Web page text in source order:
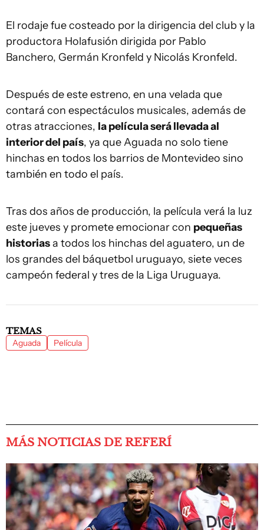
El rodaje fue costeado por la dirigencia del club y la
productora Holafusión dirigida por Pablo
Banchero, Germán Kronfeld y Nicolás Kronfeld.
Después de este estreno, en una velada que
contará con espectáculos musicales, además de
otras atracciones, la película será llevada al
interior del país, ya que Aguada no solo tiene
hinchas en todos los barrios de Montevideo sino
también en todo el país.
Tras dos años de producción, la película verá la luz
este jueves y promete emocionar con pequeñas
historiasa todos los hinchas del aguatero, un de
los grandes del báquetbol uruguayo, siete veces
campeón federal y tres de la Liga Uruguaya.
TEMAS
Aguada Película
MÁS NOTICIAS DE REFERÍ